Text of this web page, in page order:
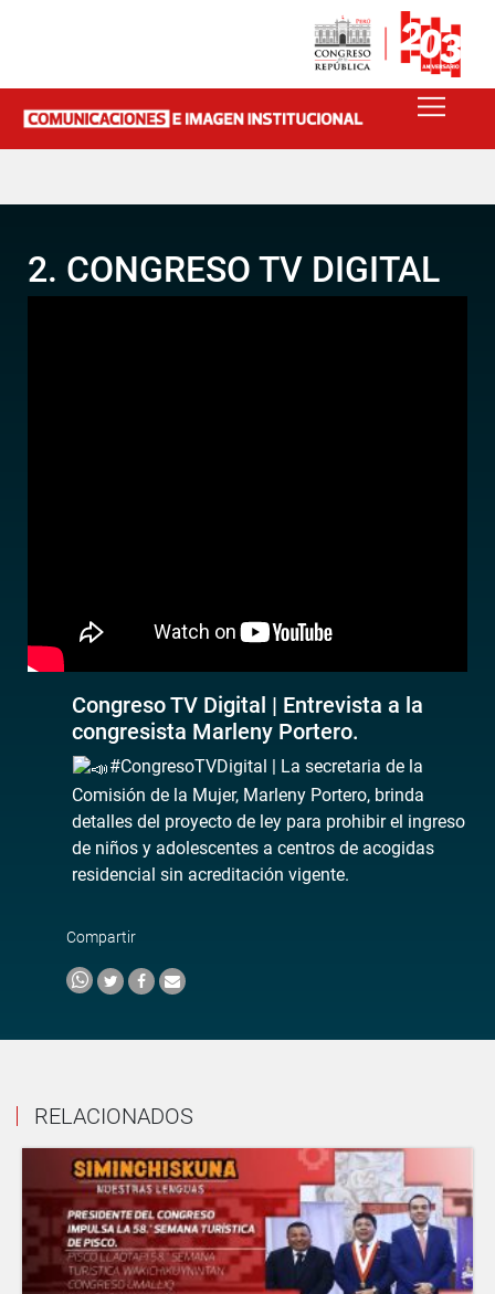
2. CONGRESO TV DIGITAL
Congreso TV Digital | Entrevista a la
congresista Marleny Portero.
#CongresoTVDigital | La secretaria de la
Comisión de la Mujer, Marleny Portero, brinda
detalles del proyecto de ley para prohibir el ingreso
de niños y adolescentes a centros de acogidas
residencial sin acreditación vigente.
Compartir
RELACIONADOS